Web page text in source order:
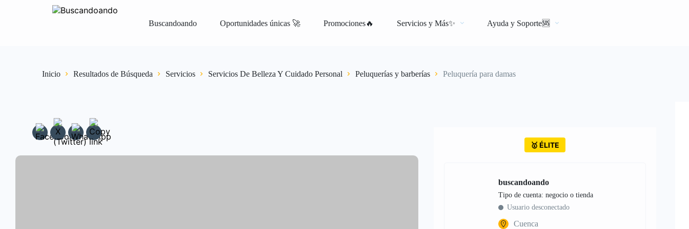
Buscandoando Oportunidades únicas 🚀 Promociones🔥 Servicios y Más✨ Ayuda y Soporte🆘
Iniciar Sesión Registrar Vender Gratis
Inicio Resultados de Búsqueda Servicios Servicios De Belleza Y Cuidado Personal Peluquerías y barberías Peluquería para damas
🥇 ÉLITE
buscandoando
tipo de cuenta: negocio o tienda
Usuario desconectado
Cuenca